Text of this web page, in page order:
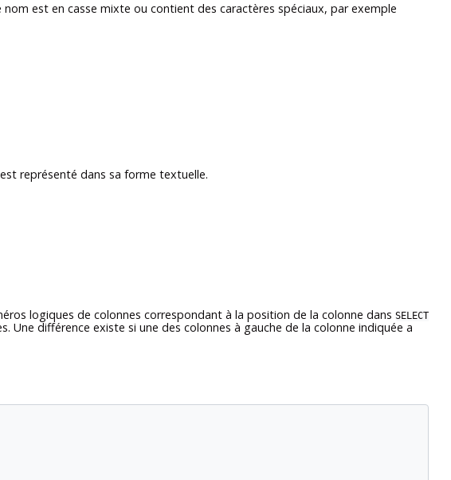
est en casse mixte ou contient des caractères spéciaux, par exemple
représenté dans sa forme textuelle.
logiques de colonnes correspondant à la position de la colonne dans SELECT
différence existe si une des colonnes à gauche de la colonne indiquée a